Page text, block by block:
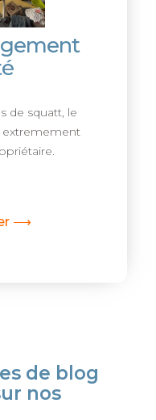
de squatt, le
⟶
de blog
nos